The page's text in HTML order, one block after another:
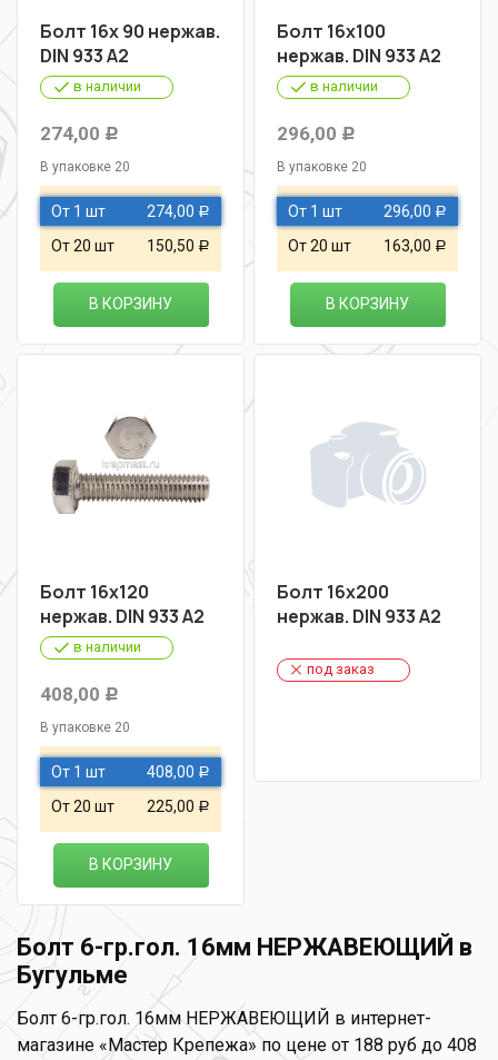
Болт 16х 90 нержав.
DIN 933 A2
в наличии
274,00 Р
В упаковке 20
От 1 шт 274,00 Р
От 20 шт 150,50 Р
В КОРЗИНУ
Болт 16х100
нержав. DIN 933 A2
в наличии
296,00 Р
В упаковке 20
От 1 шт 296,00 Р
От 20 шт 163,00 Р
В КОРЗИНУ
Болт 16х120
нержав. DIN 933 A2
в наличии
408,00 Р
В упаковке 20
От 1 шт 408,00 Р
От 20 шт 225,00 Р
В КОРЗИНУ
Болт 16х200
нержав. DIN 933 A2
под заказ
Болт 6-гр.гол. 16мм НЕРЖАВЕЮЩИЙ в
Бугульме
Болт 6-гр.гол. 16мм НЕРЖАВЕЮЩИЙ в интернет-
магазине «Мастер Крепежа» по цене от 188 руб до 408